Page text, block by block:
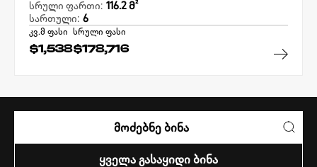
სრული ფართი: 116.2 Მ²
სართული: 6
კვ.მ ფასი
$1,538
სრული ფასი
$178,716
ᲛᲝᲫᲔᲑᲜᲔ ᲑᲘᲜᲐ
ᲧᲕᲔᲚᲐ ᲒᲐᲡᲐᲧᲘᲓᲘ ᲑᲘᲜᲐ